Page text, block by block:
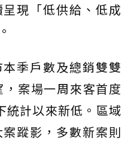
現「低供給、低成
季戶數及總銷雙雙
案場一周來客首度
統計以來新低。區域
蹤影，多數新案則